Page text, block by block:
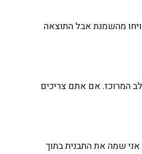
מהשמנת אבל התוצאה
המרוכז. אם אתם צריכים
שמה את התבנית בתוך